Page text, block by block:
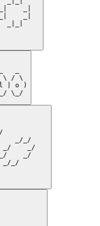
\ / \
| o )
\_/
_/  _/
_/_/
_/    _/
_/    _/
_/_/
/\_ \
___